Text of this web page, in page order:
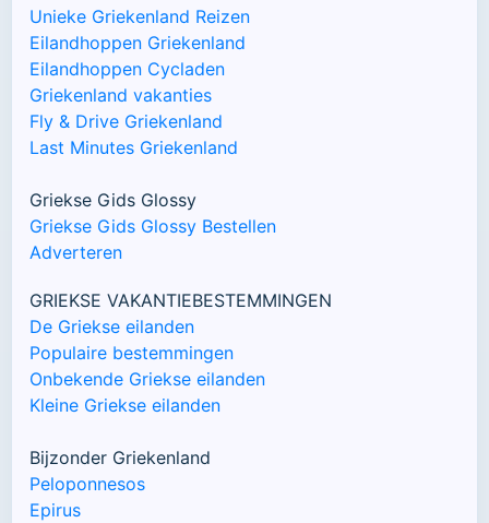
Unieke Griekenland Reizen
Eilandhoppen Griekenland
Eilandhoppen Cycladen
Griekenland vakanties
Fly & Drive Griekenland
Last Minutes Griekenland
Griekse Gids Glossy
Griekse Gids Glossy Bestellen
Adverteren
GRIEKSE VAKANTIEBESTEMMINGEN
De Griekse eilanden
Populaire bestemmingen
Onbekende Griekse eilanden
Kleine Griekse eilanden
Bijzonder Griekenland
Peloponnesos
Epirus